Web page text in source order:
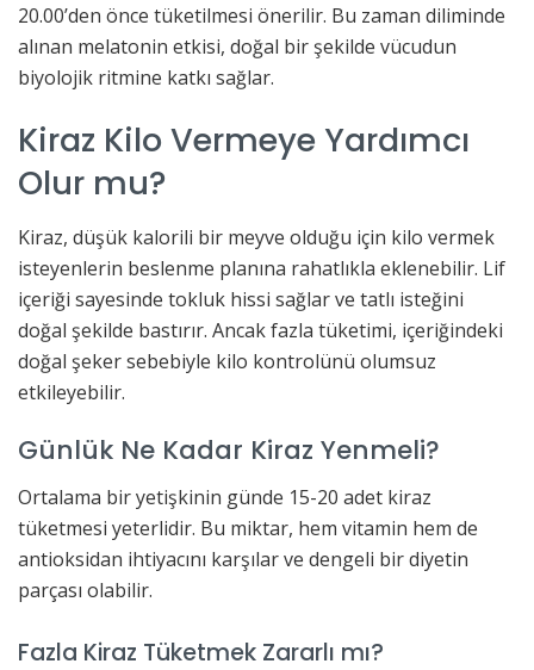
20.00’den önce tüketilmesi önerilir. Bu zaman diliminde
alınan melatonin etkisi, doğal bir şekilde vücudun
biyolojik ritmine katkı sağlar.
Kiraz Kilo Vermeye Yardımcı
Olur mu?
Kiraz, düşük kalorili bir meyve olduğu için kilo vermek
isteyenlerin beslenme planına rahatlıkla eklenebilir. Lif
içeriği sayesinde tokluk hissi sağlar ve tatlı isteğini
doğal şekilde bastırır. Ancak fazla tüketimi, içeriğindeki
doğal şeker sebebiyle kilo kontrolünü olumsuz
etkileyebilir.
Günlük Ne Kadar Kiraz Yenmeli?
Ortalama bir yetişkinin günde 15-20 adet kiraz
tüketmesi yeterlidir. Bu miktar, hem vitamin hem de
antioksidan ihtiyacını karşılar ve dengeli bir diyetin
parçası olabilir.
Fazla Kiraz Tüketmek Zararlı mı?